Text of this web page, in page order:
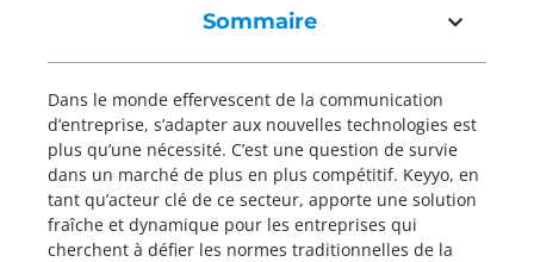
Sommaire
Dans le monde effervescent de la communication
d’entreprise, s’adapter aux nouvelles technologies est
plus qu’une nécessité. C’est une question de survie
dans un marché de plus en plus compétitif. Keyyo, en
tant qu’acteur clé de ce secteur, apporte une solution
fraîche et dynamique pour les entreprises qui
cherchent à défier les normes traditionnelles de la